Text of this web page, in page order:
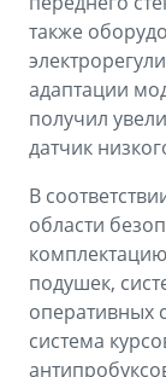
также
адаптации
получил
датчик
В
области
подушек,
оперативных
система